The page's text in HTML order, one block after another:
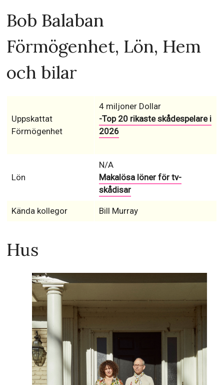
Bob Balaban
Förmögenhet, Lön, Hem
och bilar
Uppskattat
Förmögenhet
4 miljoner Dollar
-Top 20 rikaste skådespelare i
2026
Lön
N/A
Makalösa löner för tv-
skådisar
Kända kollegor Bill Murray
Hus